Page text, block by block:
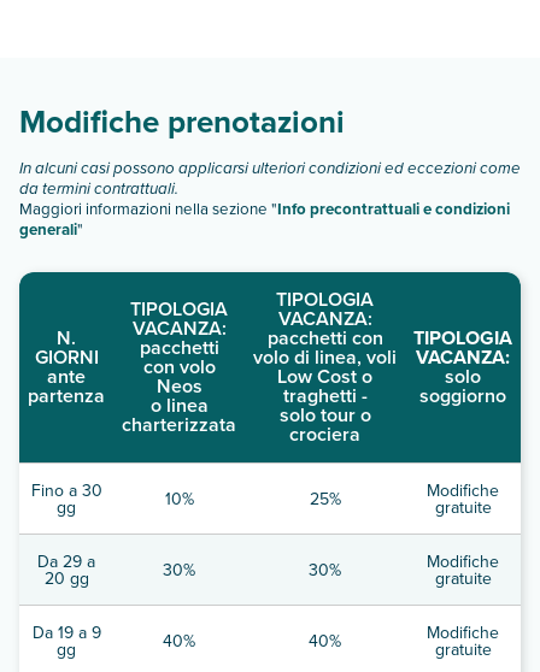
Modifiche prenotazioni
In alcuni casi possono applicarsi ulteriori condizioni ed eccezioni come
da termini contrattuali.
Maggiori informazioni nella sezione "Info precontrattuali e condizioni
generali"
N.
GIORNI
ante
partenza
TIPOLOGIA
VACANZA:
pacchetti
con volo
Neos
o linea
charterizzata
TIPOLOGIA
VACANZA:
pacchetti con
volo di linea, voli
Low Cost o
traghetti -
solo tour o
crociera
TIPOLOGIA
VACANZA:
solo
soggiorno
Fino a 30
gg 10% 25% Modifiche
gratuite
Da 29 a
20 gg 30% 30% Modifiche
gratuite
Da 19 a 9
gg 40% 40% Modifiche
gratuite